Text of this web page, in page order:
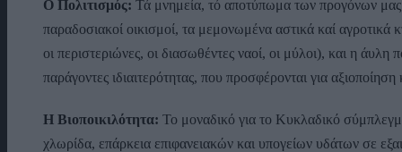
Ο Πολιτισμός: Τά μνημεία, τό αποτύπωμα των προγόνων μας
παραδοσιακοί οικισμοί, τα μεμονωμένα αστικά καί αγροτικά
οι περιστεριώνες, οι διασωθέντες ναοί, οι μύλοι), και η
παράγοντες ιδιαιτερότητας, που προσφέρονται για
Η Βιοποικιλότητα: Το μοναδικό για το Κυκλαδικό
χλωρίδα, επάρκεια επιφανειακών και υπογείων υδάτων σε